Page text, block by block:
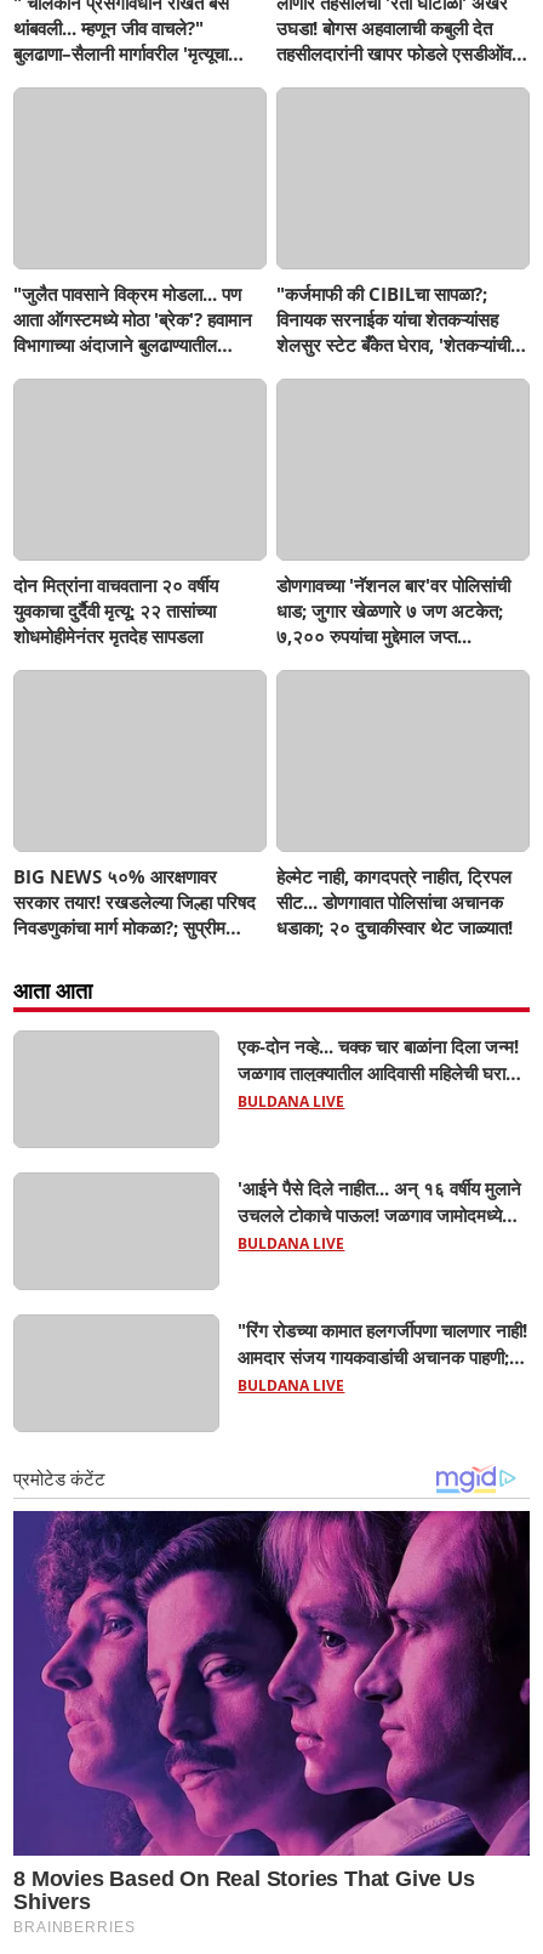
थांबवली... म्हणून जीव वाचले?"
बुलढाणा–सैलानी मार्गावरील 'मृत्यूचा
उघडा! बोगस अहवालाची कबुली देत
तहसीलदारांनी खापर फोडले एसडीओंवर;
"जुलैत पावसाने विक्रम मोडला... पण
आता ऑगस्टमध्ये मोठा 'ब्रेक'? हवामान
विभागाच्या अंदाजाने बुलढाण्यातील
"कर्जमाफी की CIBILचा सापळा?;
विनायक सरनाईक यांचा शेतकऱ्यांसह
शेलसुर स्टेट बँकेत घेराव, 'शेतकऱ्यांची
दोन मित्रांना वाचवताना २० वर्षीय
युवकाचा दुर्दैवी मृत्यू; २२ तासांच्या
शोधमोहीमेनंतर मृतदेह सापडला
डोणगावच्या 'नॅशनल बार'वर पोलिसांची
धाड; जुगार खेळणारे ७ जण अटकेत;
७,२०० रुपयांचा मुद्देमाल जप्त...
BIG NEWS ५०% आरक्षणावर
सरकार तयार! रखडलेल्या जिल्हा परिषद
निवडणुकांचा मार्ग मोकळा?; सुप्रीम
हेल्मेट नाही, कागदपत्रे नाहीत, ट्रिपल
सीट... डोणगावात पोलिसांचा अचानक
धडाका; २० दुचाकीस्वार थेट जाळ्यात!
आता आता
एक-दोन नव्हे... चक्क चार बाळांना दिला जन्म!
जळगाव तालुक्यातील आदिवासी महिलेची घरातच
प्रसूती; आता झाली ७ लेकरांची माय ! वैद्यकीय
BULDANA LIVE
'आईने पैसे दिले नाहीत... अन् १६ वर्षीय मुलाने
उचलले टोकाचे पाऊल! जळगाव जामोदमध्ये
खळबळ'! मुलांमधली सहनशीलता संपली काय?
BULDANA LIVE
"रिंग रोडच्या कामात हलगर्जीपणा चालणार नाही!
आमदार संजय गायकवाडांची अचानक पाहणी;
कंत्राटदारांना कडक इशारा, गुणवत्तेशी तडजोड
BULDANA LIVE